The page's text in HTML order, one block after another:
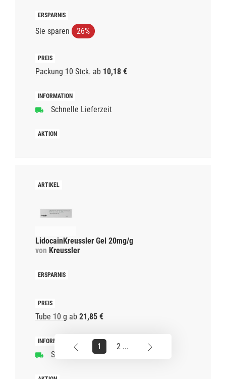
Sie sparen 26%
Packung 10 Stck. ab 10,18 €
Schnelle Lieferzeit
LidocainKreussler Gel 20mg/g
von Kreussler
Tube 10 g ab 21,85 €
Schnelle Lieferzeit
1 2 ...